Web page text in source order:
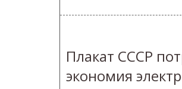
Плакат СССР
экономия